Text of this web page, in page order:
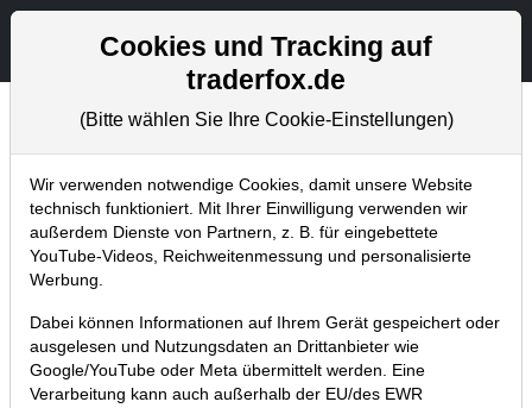
Aktien- und Artikelsuche
Aktuelles
Home Blog Aktuelles
TraderFox auf der Invest in
Stuttgart. Vortrag und
Kundengeschenke!
24.04.2024 um 17:17 Uhr | TraderFox GmbH
Cookies und Tracking auf
traderfox.de
(Bitte wählen Sie Ihre Cookie-Einstellungen)
Wir verwenden notwendige Cookies, damit unsere Website
technisch funktioniert. Mit Ihrer Einwilligung verwenden wir
außerdem Dienste von Partnern, z. B. für eingebettete
YouTube-Videos, Reichweitenmessung und personalisierte
Werbung.
Dabei können Informationen auf Ihrem Gerät gespeichert oder
ausgelesen und Nutzungsdaten an Drittanbieter wie
Google/YouTube oder Meta übermittelt werden. Eine
Verarbeitung kann auch außerhalb der EU/des EWR